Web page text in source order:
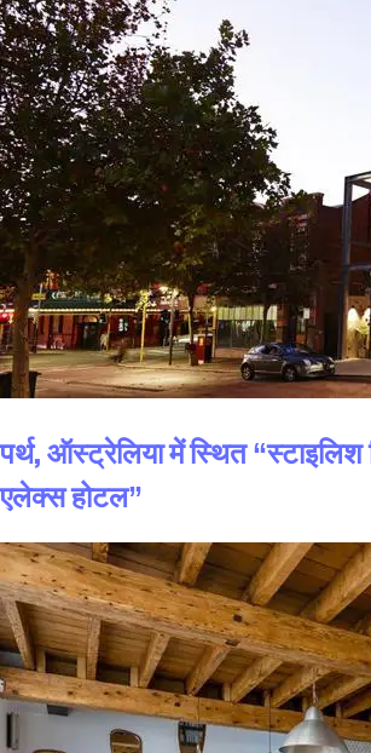
पर्थ, ऑस्ट्रेलिया में स्थित “स्टाइलिश
एलेक्स होटल”